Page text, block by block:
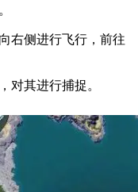
右侧进行飞行，前往
对其进行捕捉。